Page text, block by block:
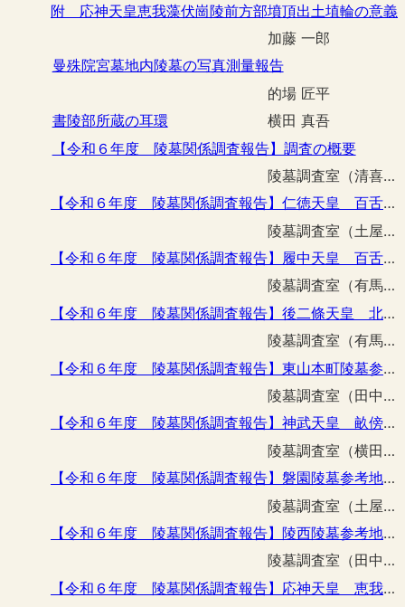
附 応神天皇恵我藻伏崗陵前方部墳頂出土埴輪の意義
加藤 一郎
曼殊院宮墓地内陵墓の写真測量報告
的場 匠平
書陵部所蔵の耳環
横田 真吾
【令和６年度 陵墓関係調査報告】調査の概要
陵墓調査室（清喜 裕二）
【令和６年度 陵墓関係調査報告】仁徳天皇 百舌鳥耳原中陵の第３堤整備工事予定区域の事前調査
陵墓調査室（土屋 隆史・田中 詢弥・足達 悠紀）
【令和６年度 陵墓関係調査報告】履中天皇 百舌鳥耳原南陵外堤復旧工事予定区域の事前調査
陵墓調査室（有馬 伸）
【令和６年度 陵墓関係調査報告】後二條天皇 北白河陵外構柵その他整備工事に伴う立会調査
陵墓調査室（有馬 伸）
【令和６年度 陵墓関係調査報告】東山本町陵墓参考地外構柵改修工事に伴う立会調査
陵墓調査室（田中 詢弥）
【令和６年度 陵墓関係調査報告】神武天皇 畝傍山東北陵御休所建仁寺垣改修工事に伴う立会調査
陵墓調査室（横田 真吾）
【令和６年度 陵墓関係調査報告】磐園陵墓参考地樋管改修その他工事に伴う立会調査
陵墓調査室（土屋 隆史）
【令和６年度 陵墓関係調査報告】陵西陵墓参考地飛地ろ号ほか外構柵改修工事に伴う立会調査
陵墓調査室（田中 詢弥）
【令和６年度 陵墓関係調査報告】応神天皇 恵我藻伏崗陵外構柵設置その他工事に伴う立会調査